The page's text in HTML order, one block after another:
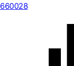
660028